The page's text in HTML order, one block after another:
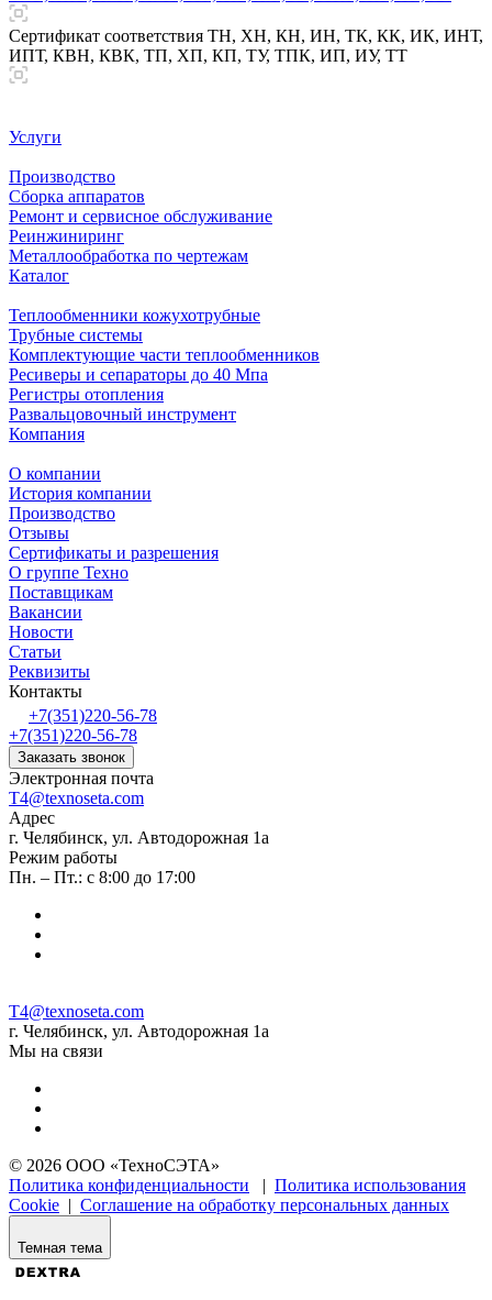
Сертификат соответствия ТН, ХН, КН, ИН, ТК, КК, ИК, ИНТ,
ИПТ, КВН, КВК, ТП, ХП, КП, ТУ, ТПК, ИП, ИУ, ТТ
Услуги
Производство
Сборка аппаратов
Ремонт и сервисное обслуживание
Реинжиниринг
Металлообработка по чертежам
Каталог
Теплообменники кожухотрубные
Трубные системы
Комплектующие части теплообменников
Ресиверы и сепараторы до 40 Мпа
Регистры отопления
Развальцовочный инструмент
Компания
О компании
История компании
Производство
Отзывы
Сертификаты и разрешения
О группе Техно
Поставщикам
Вакансии
Новости
Статьи
Реквизиты
Контакты
+7(351)220-56-78
+7(351)220-56-78
Заказать звонок
Электронная почта
T4@texnoseta.com
Адрес
г. Челябинск, ул. Автодорожная 1а
Режим работы
Пн. – Пт.: с 8:00 до 17:00
T4@texnoseta.com
г. Челябинск, ул. Автодорожная 1а
Мы на связи
© 2026 ООО «ТехноСЭТА»
Политика конфиденциальности
| Политика использования
Cookie | Соглашение на обработку персональных данных
Темная тема